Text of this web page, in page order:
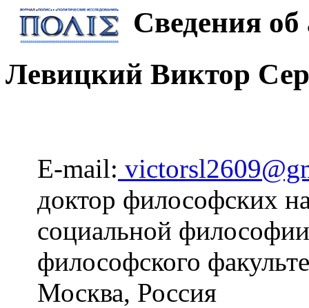
Сведения об
Левицкий Виктор
E-mail:
доктор философских
социальной
философского
Москва, Россия